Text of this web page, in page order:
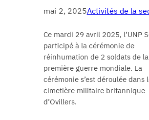
mai 2, 2025Activités de la
Ce mardi 29 avril 2025, l’UNP
participé à la cérémonie de
réinhumation de 2 soldats de la
première guerre mondiale. La
cérémonie s’est déroulée dans
cimetière militaire britannique
d’Ovillers.